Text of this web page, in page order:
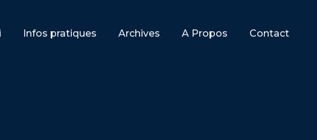
Infos pratiques Archives A Propos Contact